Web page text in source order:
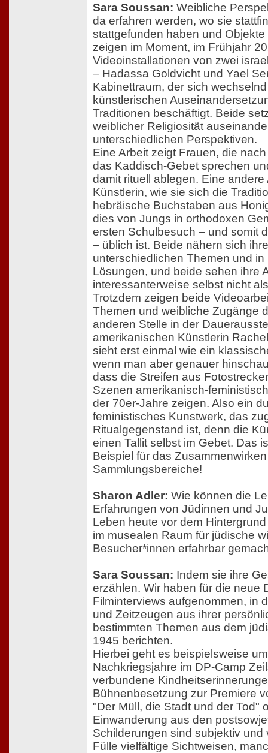
Sara Soussan: Weibliche
da erfahren werden, wo sie
stattgefunden haben und
zeigen im Moment, im Frühjahr
Videoinstallationen von zwei
– Hadassa Goldvicht und Yael
Kabinettraum, der sich
künstlerischen
Traditionen beschäftigt. Beide
weiblicher Religiosität
unterschiedlichen Perspektiven.
Eine Arbeit zeigt Frauen, die
das Kaddisch-Gebet sprechen
damit rituell ablegen. Eine andere
Künstlerin, wie sie sich die
hebräische Buchstaben aus
dies von Jungs in orthodoxen
ersten Schulbesuch – und somit
– üblich ist. Beide nähern sich
unterschiedlichen Themen und
Lösungen, und beide sehen ihre
interessanterweise selbst nicht
Trotzdem zeigen beide
Themen und weibliche Zugänge
anderen Stelle in der
amerikanischen Künstlerin
sieht erst einmal wie ein
wenn man aber genauer
dass die Streifen aus
Szenen amerikanisch-
der 70er-Jahre zeigen. Also ein
feministisches Kunstwerk, das
Ritualgegenstand ist, denn die
einen Tallit selbst im Gebet. Das
Beispiel für das
Sammlungsbereiche!
Sharon Adler: Wie können die
Erfahrungen von Jüdinnen und
Leben heute vor dem
im musealen Raum für jüdische
Besucher*innen erfahrbar
Sara Soussan: Indem sie ihre
erzählen. Wir haben für die neue
Filminterviews aufgenommen, in
und Zeitzeugen aus ihrer
bestimmten Themen aus dem
1945 berichten.
Hierbei geht es beispielsweise
Nachkriegsjahre im DP-Camp
verbundene
Bühnenbesetzung zur Premiere
"Der Müll, die Stadt und der Tod"
Einwanderung aus den
Schilderungen sind subjektiv und
Fülle vielfältige Sichtweisen,